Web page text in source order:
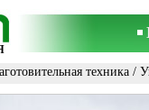
техника /